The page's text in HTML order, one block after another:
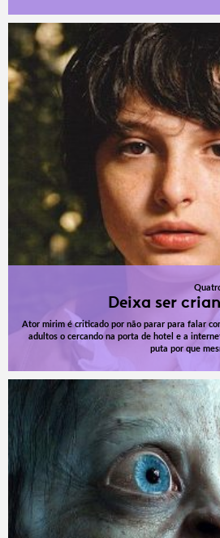
Deixa ser
Ator mirim é criticado por não parar para falar
adultos o cercando na porta de hotel e a
puta por que